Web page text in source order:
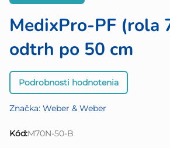
MedixPro-PF (rola
odtrh po 50 cm
Priemerné
hodnotenie
je
0,0
Podrobnosti hodnotenia
Značka: Weber & Weber
Kód:M70N-50-B